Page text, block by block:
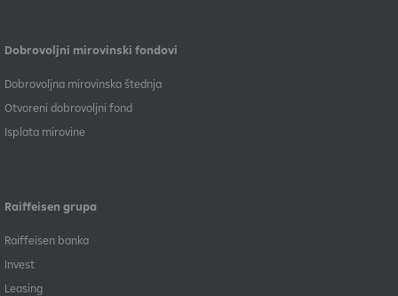
Dobrovoljni mirovinski fondovi
Dobrovoljna mirovinska štednja
Otvoreni dobrovoljni fond
Isplata mirovine
Raiffeisen grupa
Raiffeisen banka
Invest
Leasing